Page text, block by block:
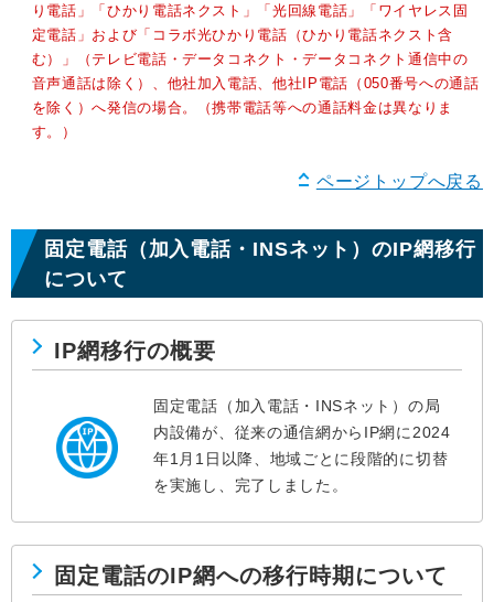
り電話」「ひかり電話ネクスト」「光回線電話」「ワイヤレス固
定電話」および「コラボ光ひかり電話（ひかり電話ネクスト含
む）」（テレビ電話・データコネクト・データコネクト通信中の
音声通話は除く）、他社加入電話、他社IP電話（050番号への通話
を除く）へ発信の場合。（携帯電話等への通話料金は異なりま
す。）
ページトップへ戻る
固定電話（加入電話・INSネット）のIP網移行
について
IP網移行の概要
固定電話（加入電話・INSネット）の局
内設備が、従来の通信網からIP網に2024
年1月1日以降、地域ごとに段階的に切替
を実施し、完了しました。
固定電話のIP網への移行時期について